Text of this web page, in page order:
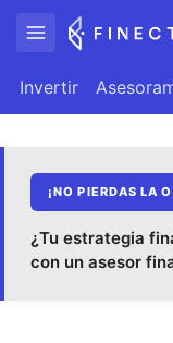
Invertir
¡NO PIERDAS LA
¿Tu estrategia
con un asesor